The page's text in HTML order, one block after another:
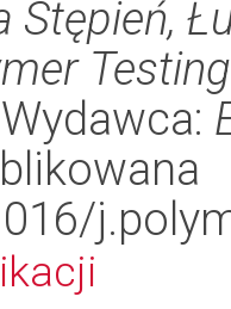
Stępień,
Testing